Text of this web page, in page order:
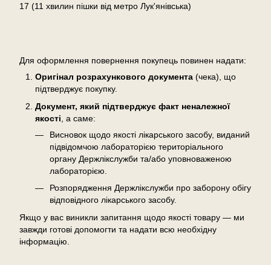
17 (11 хвилин пішки від метро Лук'янівська)
Для оформлення повернення покупець повинен надати:
Оригінал розрахункового документа (чека), що
підтверджує покупку.
Документ, який підтверджує факт неналежної
якості , а саме:
Висновок щодо якості лікарського засобу, виданий
підвідомчою лабораторією територіального
органу Держлікслужби та/або уповноваженою
лабораторією.
Розпорядження Держлікслужби про заборону обігу
відповідного лікарського засобу.
Якщо у вас виникли запитання щодо якості товару — ми
завжди готові допомогти та надати всю необхідну
інформацію.